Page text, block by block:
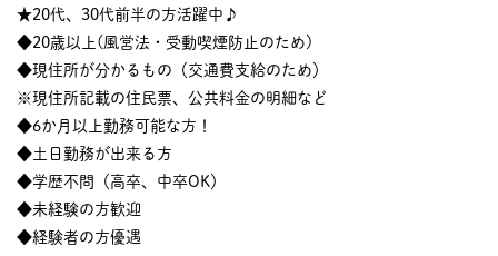
★20代、30代前半の方活躍中♪
◆20歳以上(風営法・受動喫煙防止のため)
◆現住所が分かるもの（交通費支給のため）
※現住所記載の住民票、公共料金の明細など
◆6か月以上勤務可能な方！
◆土日勤務が出来る方
◆学歴不問（高卒、中卒OK）
◆未経験の方歓迎
◆経験者の方優遇